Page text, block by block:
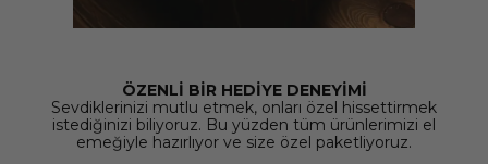
ÖZENLİ BİR HEDİYE DENEYİMİ
Sevdiklerinizi mutlu etmek, onları özel hissettirmek
istediğinizi biliyoruz. Bu yüzden tüm ürünlerimizi el
emeğiyle hazırlıyor ve size özel paketliyoruz.